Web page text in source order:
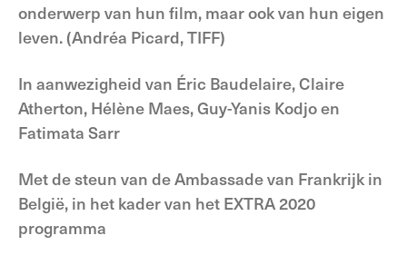
onderwerp van hun film, maar ook van hun eigen
leven. (Andréa Picard, TIFF)
In aanwezigheid van Éric Baudelaire, Claire
Atherton, Hélène Maes, Guy-Yanis Kodjo en
Fatimata Sarr
Met de steun van de Ambassade van Frankrijk in
België, in het kader van het EXTRA 2020
programma